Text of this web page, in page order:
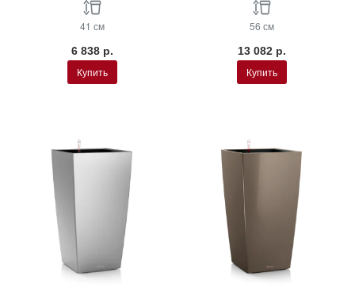
41 см
6 838 р.
Купить
56 см
13 082 р.
Купить